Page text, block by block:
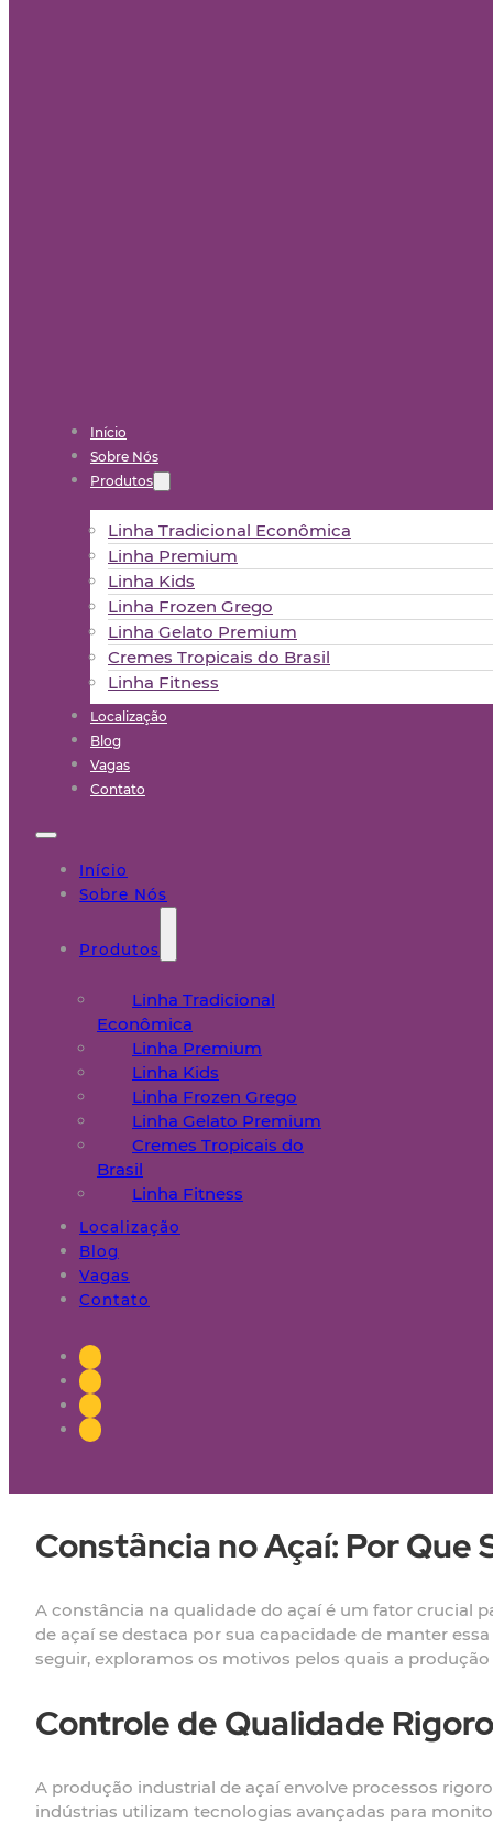
Início
Sobre Nós
Produtos
Linha Tradicional Econômica
Linha Premium
Linha Kids
Linha Frozen Grego
Linha Gelato Premium
Cremes Tropicais do Brasil
Linha Fitness
Localização
Blog
Vagas
Contato
Início
Sobre Nós
Produtos
Linha Tradicional
Econômica
Linha Premium
Linha Kids
Linha Frozen Grego
Linha Gelato Premium
Cremes Tropicais do
Brasil
Linha Fitness
Localização
Blog
Vagas
Contato
Constância no Açaí: Por
A constância na qualidade do açaí é um fator crucial
de açaí se destaca por sua capacidade de manter
seguir, exploramos os motivos pelos quais a
Controle de Qualidade
A produção industrial de açaí envolve processos
indústrias utilizam tecnologias avançadas para